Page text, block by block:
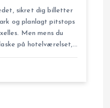
sikret dig billetter
og planlagt pitstops
Men mens du
på hotelværelset,…